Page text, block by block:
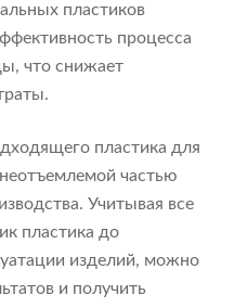
пластиков
процесса
что снижает
пластика для
частью
Учитывая все
пластика до
изделий, можно
и получить